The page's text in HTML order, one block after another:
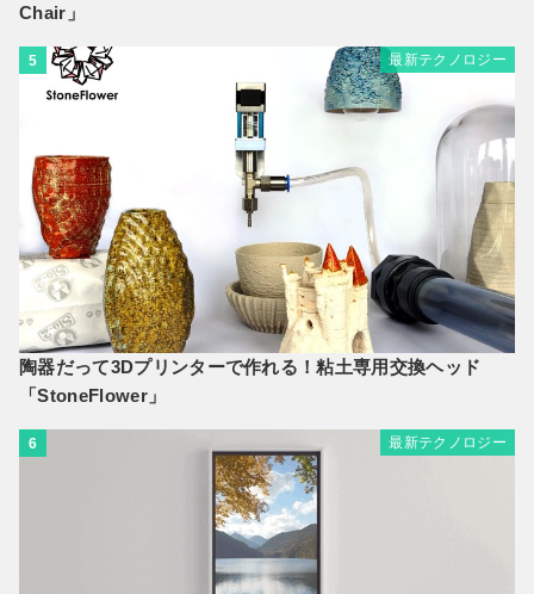
Chair」
5 最新テクノロジー
陶器だって3Dプリンターで作れる！粘土専用交換ヘッド
「StoneFlower」
6 最新テクノロジー